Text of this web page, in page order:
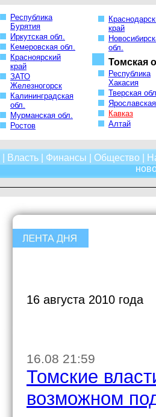
Республика
Бурятия
Иркутская обл.
Кемеровская обл.
Красноярский
край
ЗАТО
Железногорск
Калининградская
обл.
Мурманская обл.
Ростов
край
обл.
Томская
Республика
Хакасия
Тверская
Кавказ
Алтай
Власть| Финансы Общество
16 августа 2010 года
16.08 21:59
Томские
возможном